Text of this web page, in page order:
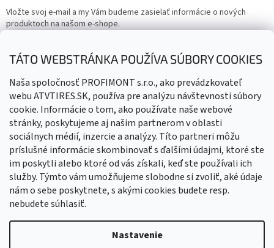
TÁTO WEBSTRÁNKA POUŽÍVA SÚBORY COOKIES
Naša spoločnosť PROFIMONT s.r.o., ako prevádzkovateľ
webu ATVTIRES.SK, používa pre analýzu návštevnosti súbory
cookie. Informácie o tom, ako používate naše webové
stránky, poskytujeme aj našim partnerom v oblasti
sociálnych médií, inzercie a analýzy. Títo partneri môžu
príslušné informácie skombinovať s ďalšími údajmi, ktoré ste
im poskytli alebo ktoré od vás získali, keď ste používali ich
služby. Týmto vám umožňujeme slobodne si zvoliť, aké údaje
nám o sebe poskytnete, s akými cookies budete resp.
nebudete súhlasiť.
Nastavenie
Vložte svoj e-mail a my Vám budeme zasielať informácie o nových
produktoch na našom e-shope.
Email
Vložením e-mailu súhlasíte spodmienkami ochrany osobných
údajov
PRIHLÁSIŤ SA